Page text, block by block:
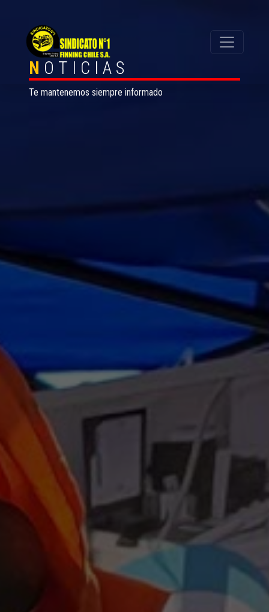
N OTICIAS
Te mantenemos siempre informado